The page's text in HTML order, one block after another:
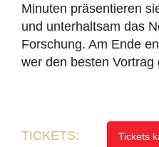
Minuten präsentieren
und unterhaltsam das
Forschung. Am Ende
wer den besten Vortrag
TICKETS: Tickets